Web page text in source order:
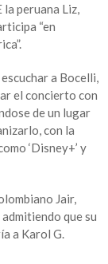
la peruana Liz,
“en
a Bocelli,
el concierto con
de un lugar
con la
‘Disney+’ y
Jair,
que su
a Karol G.